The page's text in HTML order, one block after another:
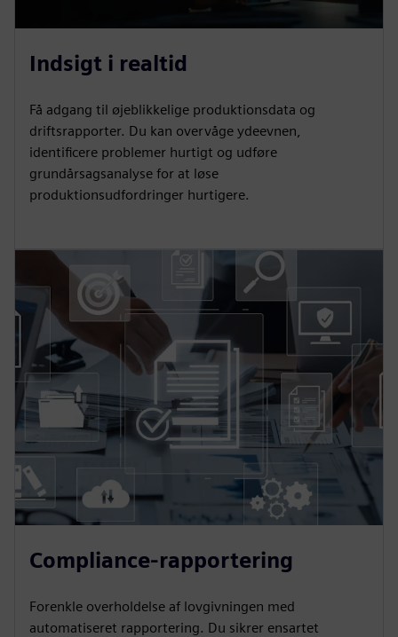
Indsigt i realtid
Få adgang til øjeblikkelige produktionsdata og
driftsrapporter. Du kan overvåge ydeevnen,
identificere problemer hurtigt og udføre
grundårsagsanalyse for at løse
produktionsudfordringer hurtigere.
Compliance-rapportering
Forenkle overholdelse af lovgivningen med
automatiseret rapportering. Du sikrer ensartet